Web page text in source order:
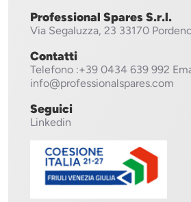
Professional Spares S.r.l.
Via Segaluzza, 23 33170
Contatti
Telefono :+39 0434 639 992
info@professionalspares.com
Seguici
Linkedin